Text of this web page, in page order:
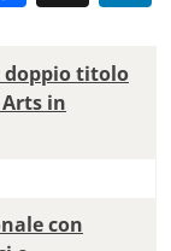
doppio titolo
in
con